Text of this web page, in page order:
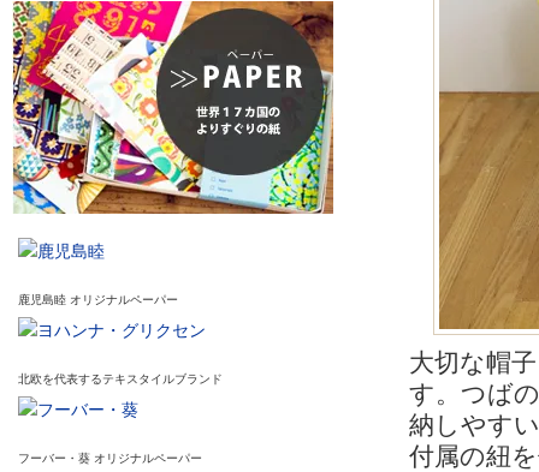
鹿児島睦 オリジナルペーパー
北欧を代表するテキスタイルブランド
フーバー・葵 オリジナルペーパー
大切な帽
す。つば
納しやす
付属の紐